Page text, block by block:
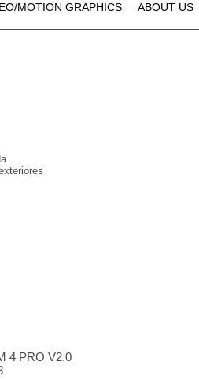
ABOUT US
MOTION GRAPHICS
4 PRO V2.0